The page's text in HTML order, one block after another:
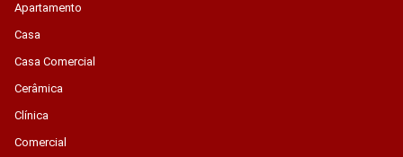
Apartamento
Casa
Casa Comercial
Cerâmica
Clínica
Comercial